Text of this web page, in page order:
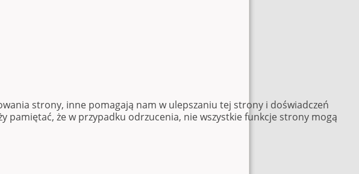
strony, inne pomagają nam w ulepszaniu tej strony i doświadczeń
pamiętać, że w przypadku odrzucenia, nie wszystkie funkcje strony mogą